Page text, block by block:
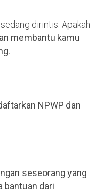
dirintis. Apakah
membantu kamu
NPWP dan
seseorang yang
bantuan dari